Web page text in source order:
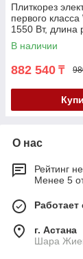
Плиткорез
первого класса
1550 Вт, длина
(QX-ZD-1200)
В наличии
882 540 ₸
О нас
Рейтинг
Менее 5
Работает
г. Астана
Шара